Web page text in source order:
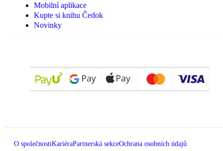
Mobilní aplikace
Kupte si knihu Čedok
Novinky
O společnostiKariéraPartnerská sekceOchrana osobních údajů